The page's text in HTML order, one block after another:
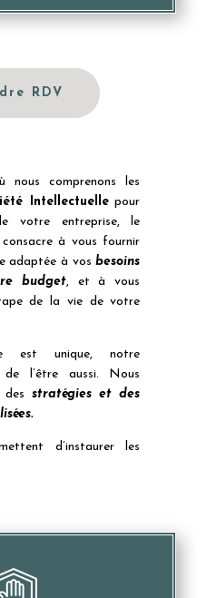
RDV
nous comprenons les
Intellectuellepour
votre entreprise, le
consacre à vous fournir
adaptée à vosbesoins
budget, et à vous
de la vie de votre
est unique, notre
l’être aussi. Nous
desstratégies et des
d’instaurer les